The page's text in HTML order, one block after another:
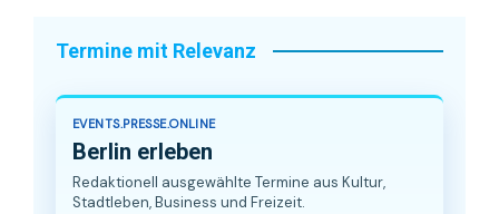
Termine mit Relevanz
EVENTS.PRESSE.ONLINE
Berlin erleben
Redaktionell ausgewählte Termine aus Kultur,
Stadtleben, Business und Freizeit.